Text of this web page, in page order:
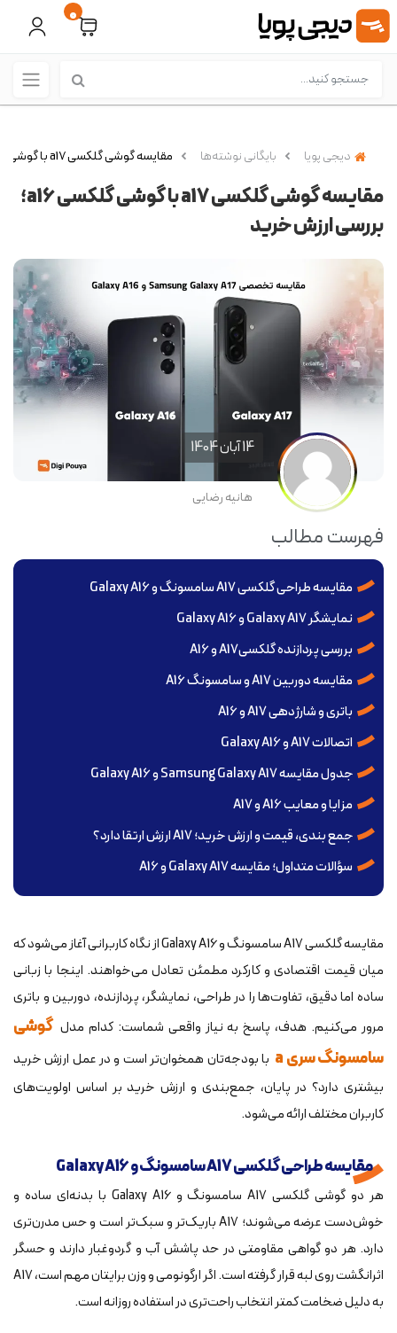
0
دیجی پویا بایگانی نوشته‌ها مقایسه گوشی گلکسی a17 با گوشی گلکسی a16؛ بررسی ارزش خرید
مقایسه گوشی گلکسی a17 با گوشی گلکسی a16؛
بررسی ارزش خرید
14 آبان 1404
هانیه رضایی
فهرست مطالب
مقایسه طراحی گلکسی A17 سامسونگ و Galaxy A16
نمایشگر Galaxy A17 و Galaxy A16
بررسی پردازنده گلکسیA17 و A16
مقایسه دوربین A17 و سامسونگ A16
باتری و شارژدهی A17 و A16
اتصالات A17 و Galaxy A16
جدول مقایسه Samsung Galaxy A17 و Galaxy A16
مزایا و معایب A16 و A17
جمع بندی، قیمت و ارزش خرید؛ A17 ارزش ارتقا دارد؟
سؤالات متداول؛ مقایسه Galaxy A17 و A16
مقایسه گلکسی A17 سامسونگ و Galaxy A16 از نگاه کاربرانی آغاز می‌شود که
میان قیمت اقتصادی و کارکرد مطمئن تعادل می‌خواهند. اینجا با زبانی
ساده اما دقیق، تفاوت‌ها را در طراحی، نمایشگر، پردازنده، دوربین و باتری
مرور می‌کنیم. هدف، پاسخ به نیاز واقعی شماست: کدام مدل گوشی
سامسونگ سری a
با بودجه‌تان همخوان‌تر است و در عمل ارزش خرید
بیشتری دارد؟ در پایان، جمع‌بندی و ارزش خرید بر اساس اولویت‌های
کاربران مختلف ارائه می‌شود.
مقایسه طراحی گلکسی A17 سامسونگ و Galaxy A16
هر دو گوشی گلکسی A17 سامسونگ و Galaxy A16 با بدنه‌ای ساده و
خوش‌دست عرضه می‌شوند؛ A17 باریک‌تر و سبک‌تر است و حس مدرن‌تری
دارد. هر دو گواهی مقاومتی در حد پاشش آب و گردوغبار دارند و حسگر
اثرانگشت روی لبه قرار گرفته است. اگر ارگونومی و وزن برایتان مهم است، A17
به دلیل ضخامت کمتر انتخاب راحت‌تری در استفاده روزانه است.